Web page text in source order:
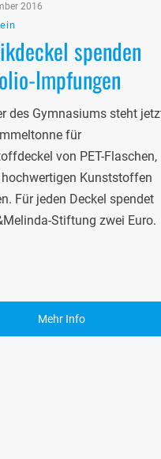
2016
spenden
Impfungen
des Gymnasiums steht
für
von PET-Flaschen,
Kunststoffen
Für jeden Deckel spendet
Stiftung zwei Euro.
Mehr Info